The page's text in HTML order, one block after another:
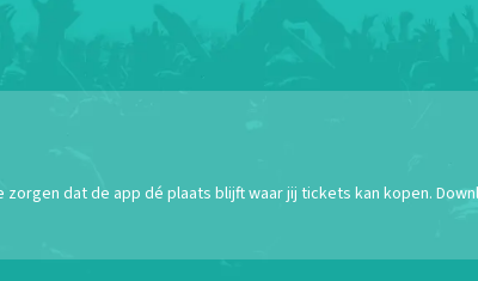
dat de app dé plaats blijft waar jij tickets kan kopen.